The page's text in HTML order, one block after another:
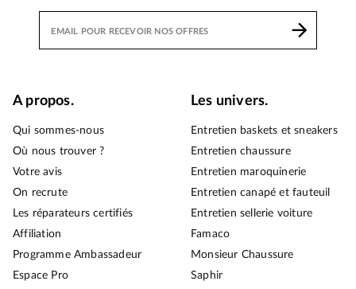
A propos.
Qui sommes-nous
Où nous trouver ?
Votre avis
On recrute
Les réparateurs certifiés
Affiliation
Programme Ambassadeur
Espace Pro
Les univers.
Entretien baskets et sneakers
Entretien chaussure
Entretien maroquinerie
Entretien canapé et fauteuil
Entretien sellerie voiture
Famaco
Monsieur Chaussure
Saphir